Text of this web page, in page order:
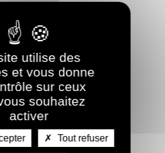
utilise des
et vous donne
sur ceux
souhaitez
activer
Tout refuser